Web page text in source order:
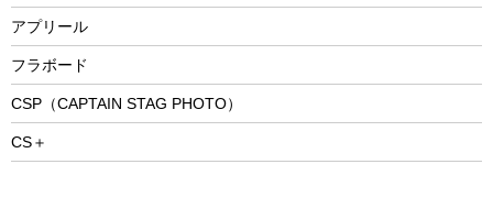
トレッキング
トレッキングステッキ
トレッキングアクセサリー
プレイグッズ
ウェルネス
アプリール
フラボード
CSP（CAPTAIN STAG PHOTO）
CS＋